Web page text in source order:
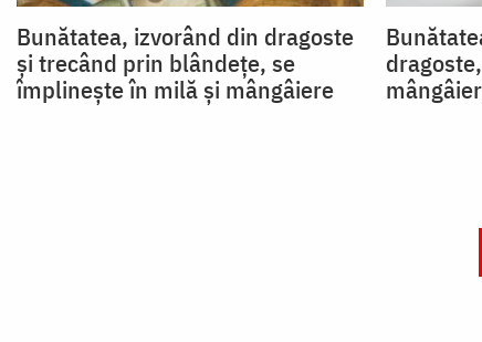
Bunătatea, izvorând din dragoste
și trecând prin blândețe, se
împlinește în milă și mângâiere